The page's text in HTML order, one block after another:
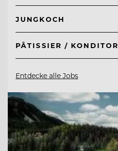
JUNGKOCH
PÂTISSIER / KONDITOR
Entdecke alle Jobs